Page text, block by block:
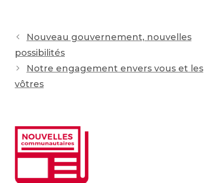
Post
navigation
Nouveau gouvernement, nouvelles
possibilités
Notre engagement envers vous et les
vôtres